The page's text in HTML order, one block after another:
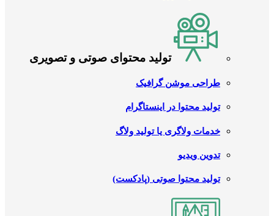
تولید محتوای صوتی و تصویری
طراحی موشن گرافیک
تولید محتوا در اینستاگرام
خدمات ولاگری یا تولید ولاگ
تدوین ویدیو
تولید محتوا صوتی (پادکست)